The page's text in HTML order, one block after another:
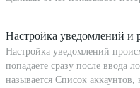
Настройка уведомлений и
Настройка уведомлений
попадаете сразу после ввода
называется Список